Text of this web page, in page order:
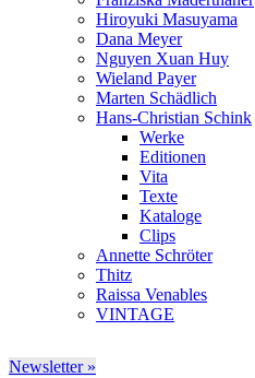
Hiroyuki Masuyama
Dana Meyer
Nguyen Xuan Huy
Wieland Payer
Marten Schädlich
Hans-Christian Schink
Werke
Editionen
Vita
Texte
Kataloge
Clips
Annette Schröter
Thitz
Raissa Venables
VINTAGE
Newsletter »